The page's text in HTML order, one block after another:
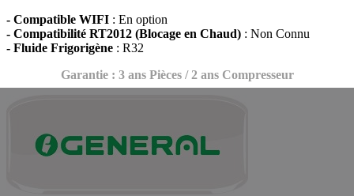
- Compatible WIFI : En option
- Compatibilité RT2012 (Blocage en Chaud) : Non Connu
- Fluide Frigorigène : R32
Garantie : 3 ans Pièces / 2 ans Compresseur